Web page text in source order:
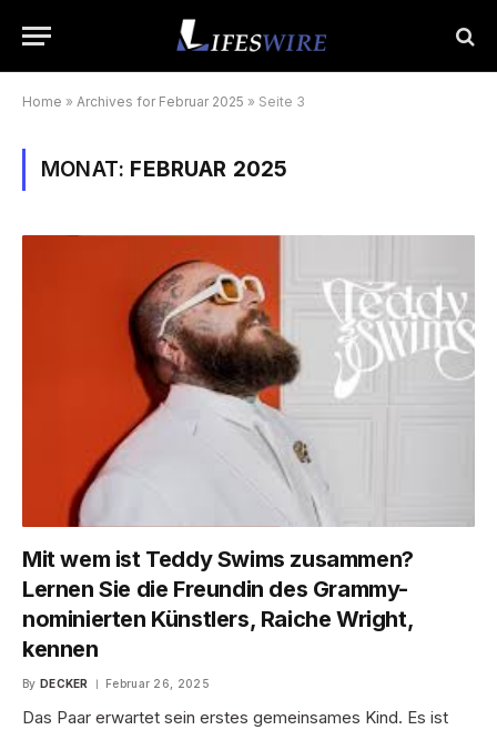
Home » Archives for Februar 2025 » Seite 3
MONAT: FEBRUAR 2025
Mit wem ist Teddy Swims zusammen?
Lernen Sie die Freundin des Grammy-
nominierten Künstlers, Raiche Wright,
kennen
By DECKER Februar 26, 2025
Das Paar erwartet sein erstes gemeinsames Kind. Es ist